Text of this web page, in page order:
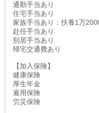
通勤手当あり
住宅手当あり
家族手当あり：扶養1万
赴任手当あり
別居手当あり
帰宅交通費あり
【加入保険】
健康保険
厚生年金
雇用保険
労災保険